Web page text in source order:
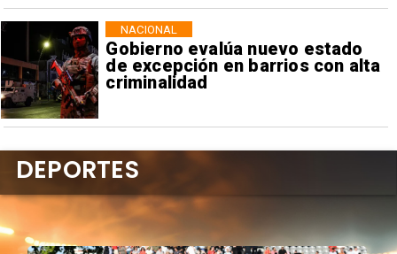
Gobierno evalúa nuevo estado
de excepción en barrios con alta
criminalidad
NACIONAL
DEPORTES